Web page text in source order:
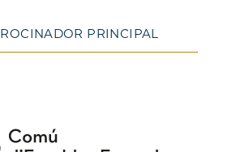
PRINCIPAL